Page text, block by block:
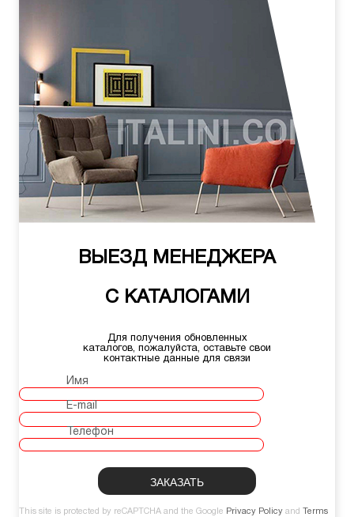
ВЫЕЗД МЕНЕДЖЕРА
С КАТАЛОГАМИ
Для получения обновленных
каталогов, пожалуйста, оставьте свои
контактные данные для связи
Имя
E-mail
Телефон
This site is protected by reCAPTCHA and the Google Privacy Policy and
Terms